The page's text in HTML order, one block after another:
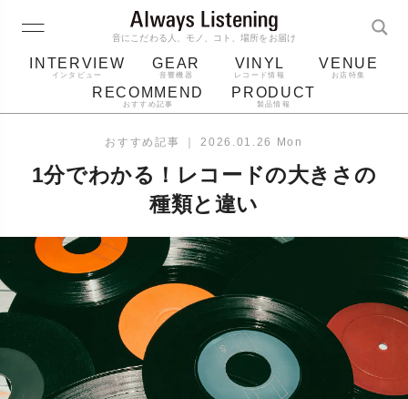
音にこだわる人、モノ、コト、場所をお届け
INTERVIEW
インタビュー
GEAR
音響機器
VINYL
レコード情報
VENUE
お店特集
RECOMMEND
おすすめ記事
PRODUCT
製品情報
アルバム
レコード針
おすすめ記事 ｜ 2026.01.26 Mon
1分でわかる！レコードの大きさの
種類と違い